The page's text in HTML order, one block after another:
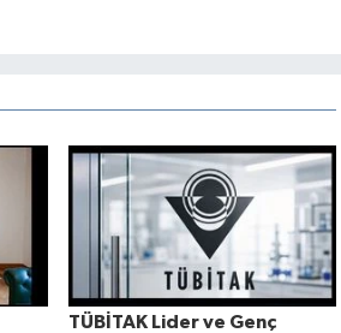
TÜBİTAK Lider ve Genç